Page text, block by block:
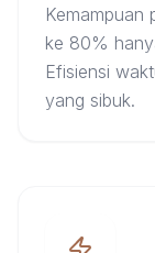
Kemampuan
ke 80%
Efisiensi
yang sibuk.